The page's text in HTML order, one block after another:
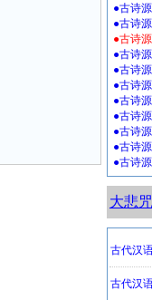
●古诗
●古诗
●古诗
●古诗
●古诗
●古诗
●古诗
●古诗
●古诗
●古诗
●古诗
大悲